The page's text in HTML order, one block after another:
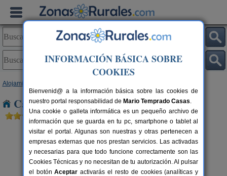
Alojamientos
Casas Rurales cerca de Torre Pacheco
INFORMACIÓN BÁSICA SOBRE
COOKIES
Bienvenid@ a la información básica sobre las cookies de
nuestro portal responsabilidad de Mario Temprado Casas.
Una cookie o galleta informática es un pequeño archivo de
información que se guarda en tu pc, smartphone o tablet al
visitar el portal. Algunas son nuestras y otras pertenecen a
empresas externas que nos prestan servicios. Las activadas
y necesarias para que todo funcione correctamente son las
Cookies Técnicas y no necesitan de tu autorización. Al pulsar
el botónAceptar activarás el resto de cookies (analíticas y